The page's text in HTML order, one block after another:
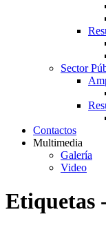
Sector
Contactos
Multimedia
Galería
Video
Etiquetas